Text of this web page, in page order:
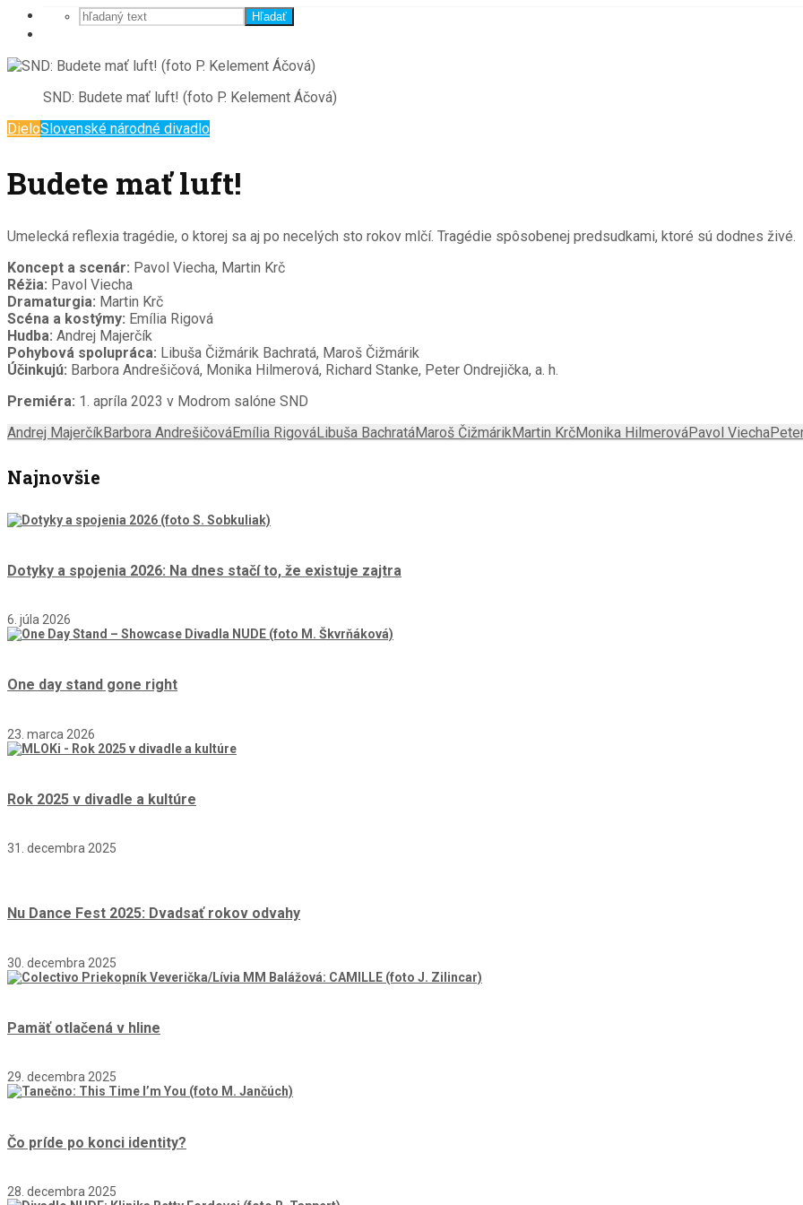
Hľadať
SND: Budete mať luft! (foto P. Kelement Áčová)
DieloSlovenské národné divadlo
Budete mať luft!
Umelecká reflexia tragédie, o ktorej sa aj po necelých sto rokov mlčí. Tragédie spôsobenej predsudkami, ktoré sú dodnes živé.
Koncept a scenár: Pavol Viecha, Martin Krč
Réžia: Pavol Viecha
Dramaturgia: Martin Krč
Scéna a kostýmy: Emília Rigová
Hudba: Andrej Majerčík
Pohybová spolupráca: Libuša Čižmárik Bachratá, Maroš Čižmárik
Účinkujú: Barbora Andrešičová, Monika Hilmerová, Richard Stanke, Peter Ondrejička, a. h.
Premiéra: 1. apríla 2023 v Modrom salóne SND
Andrej MajerčíkBarbora AndrešičováEmília RigováLibuša BachratáMaroš ČižmárikMartin KrčMonika HilmerováPavol Viecha
Najnovšie
Dotyky a spojenia 2026: Na dnes stačí to, že existuje zajtra
6. júla 2026
One day stand gone right
23. marca 2026
Rok 2025 v divadle a kultúre
31. decembra 2025
Nu Dance Fest 2025: Dvadsať rokov odvahy
30. decembra 2025
Pamäť otlačená v hline
29. decembra 2025
Čo príde po konci identity?
28. decembra 2025